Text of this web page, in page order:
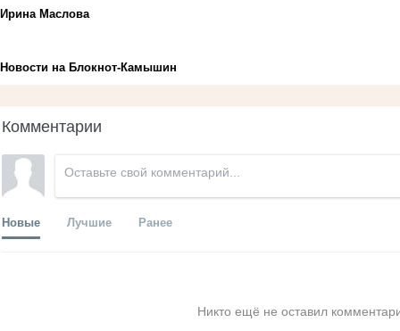
Ирина Маслова
Новости на Блoкнoт-Камышин
Комментарии
Новые Лучшие Ранее
Никто ещё не оставил